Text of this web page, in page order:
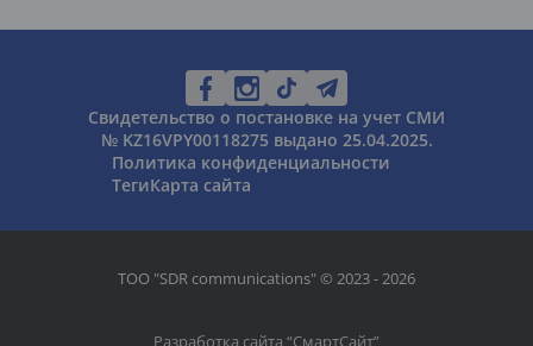
Свидетельство о постановке на учет СМИ
№ KZ16VPY00118275 выдано 25.04.2025.
Политика конфиденциальности
ТегиКарта сайта
ТОО "SDR communications" © 2023 - 2026
Разработка сайта “СмартСайт”